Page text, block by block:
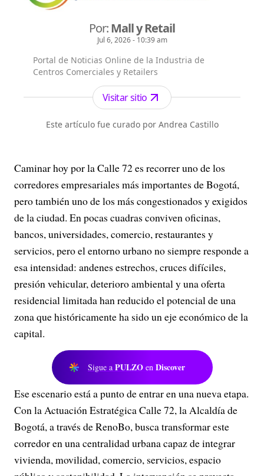
Por:Mall y Retail
Jul 6, 2026 - 10:39 am
Portal de Noticias Online de la Industria de
Centros Comerciales y Retailers
Visitar sitio
Este artículo fue curado por Andrea Castillo
Caminar hoy por la Calle 72 es recorrer uno de los
corredores empresariales más importantes de Bogotá,
pero también uno de los más congestionados y exigidos
de la ciudad. En pocas cuadras conviven oficinas,
bancos, universidades, comercio, restaurantes y
servicios, pero el entorno urbano no siempre responde a
esa intensidad: andenes estrechos, cruces difíciles,
presión vehicular, deterioro ambiental y una oferta
residencial limitada han reducido el potencial de una
zona que históricamente ha sido un eje económico de la
capital.
Sigue a PULZO en Discover
Ese escenario está a punto de entrar en una nueva etapa.
Con la Actuación Estratégica Calle 72, la Alcaldía de
Bogotá, a través de RenoBo, busca transformar este
corredor en una centralidad urbana capaz de integrar
vivienda, movilidad, comercio, servicios, espacio